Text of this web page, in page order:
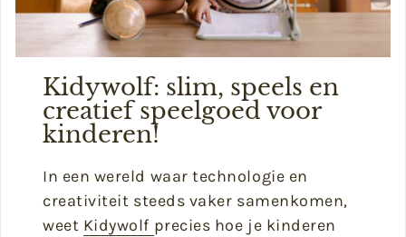
Kidywolf: slim, speels en
creatief speelgoed voor
kinderen!
In een wereld waar technologie en
creativiteit steeds vaker samenkomen,
weet Kidywolf precies hoe je kinderen